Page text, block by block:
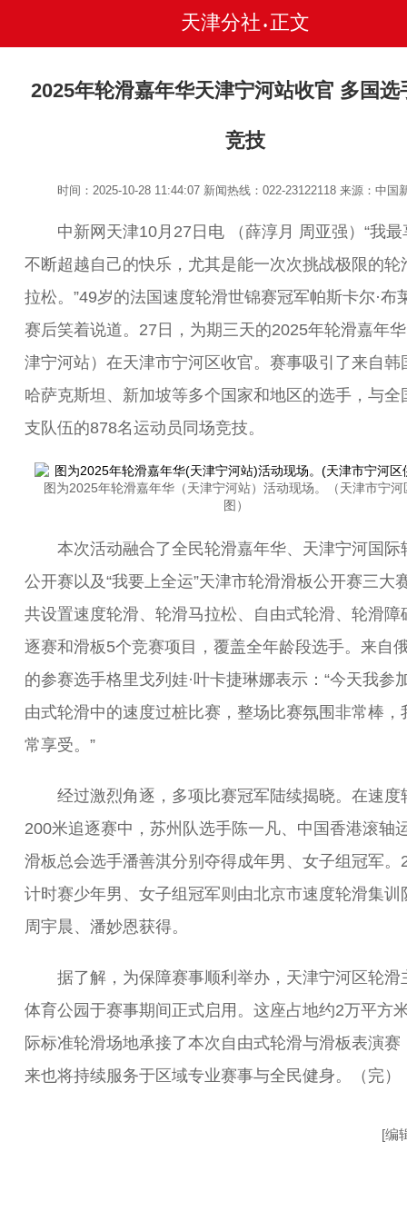
天津分社 • 正文
2025年轮滑嘉年华天津宁河站收官 多国选
竞技
时间：2025-10-28 11:44:07 新闻热线：022-23122118来源：中国
中新网天津10月27日电 （薛淳月 周亚强）“我最
不断超越自己的快乐，尤其是能一次次挑战极限的轮
拉松。”49岁的法国速度轮滑世锦赛冠军帕斯卡尔·布
赛后笑着说道。27日，为期三天的2025年轮滑嘉年
津宁河站）在天津市宁河区收官。赛事吸引了来自韩
哈萨克斯坦、新加坡等多个国家和地区的选手，与全
支队伍的878名运动员同场竞技。
图为2025年轮滑嘉年华（天津宁河站）活动现场。（天津市宁河
图）
本次活动融合了全民轮滑嘉年华、天津宁河国际
公开赛以及“我要上全运”天津市轮滑滑板公开赛三大
共设置速度轮滑、轮滑马拉松、自由式轮滑、轮滑障
逐赛和滑板5个竞赛项目，覆盖全年龄段选手。来自
的参赛选手格里戈列娃·叶卡捷琳娜表示：“今天我参
由式轮滑中的速度过桩比赛，整场比赛氛围非常棒，
常享受。”
经过激烈角逐，多项比赛冠军陆续揭晓。在速度
200米追逐赛中，苏州队选手陈一凡、中国香港滚轴
滑板总会选手潘善淇分别夺得成年男、女子组冠军。
计时赛少年男、女子组冠军则由北京市速度轮滑集训
周宇晨、潘妙恩获得。
据了解，为保障赛事顺利举办，天津宁河区轮滑
体育公园于赛事期间正式启用。这座占地约2万平方
际标准轮滑场地承接了本次自由式轮滑与滑板表演赛
来也将持续服务于区域专业赛事与全民健身。（完）
[编